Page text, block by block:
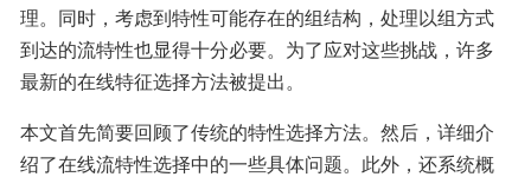
理。同时，考虑到特性可能存在的组结构，处理以组方式
到达的流特性也显得十分必要。为了应对这些挑战，许多
最新的在线特征选择方法被提出。
本文首先简要回顾了传统的特性选择方法。然后，详细介
绍了在线流特性选择中的一些具体问题。此外，还系统概